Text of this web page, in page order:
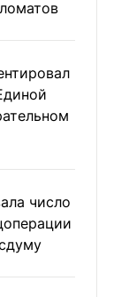
число